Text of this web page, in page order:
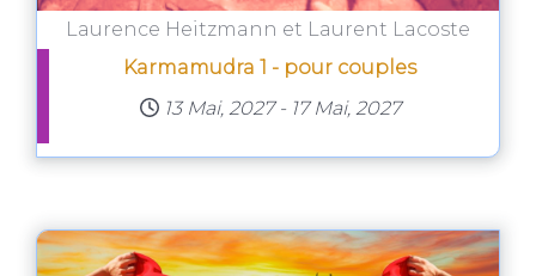
Laurence Heitzmann et Laurent Lacoste
Karmamudra 1 - pour couples
13 Mai, 2027 - 17 Mai, 2027